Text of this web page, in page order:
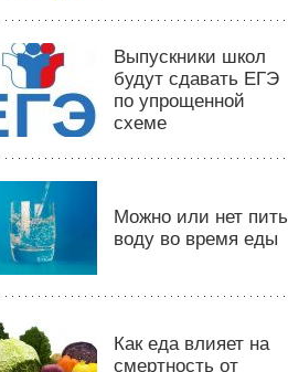
Выпускники школ
будут сдавать ЕГЭ
по упрощенной
схеме
Можно или нет пить
воду во время еды
Как еда влияет на
смертность от